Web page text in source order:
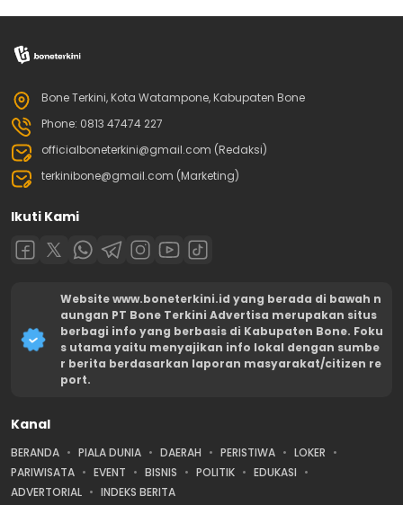
Bone Terkini, Kota Watampone, Kabupaten Bone
Phone: 0813 47474 227
officialboneterkini@gmail.com (Redaksi)
terkinibone@gmail.com (Marketing)
Ikuti Kami
Website www.boneterkini.id yang berada di bawah n
aungan PT Bone Terkini Advertisa merupakan situs
berbagi info yang berbasis di Kabupaten Bone. Foku
s utama yaitu menyajikan info lokal dengan sumbe
r berita berdasarkan laporan masyarakat/citizen re
port.
Kanal
BERANDA PIALA DUNIA DAERAH PERISTIWA
LOKER
PARIWISATA
EVENT BISNIS POLITIK
EDUKASI
ADVERTORIAL
INDEKS BERITA